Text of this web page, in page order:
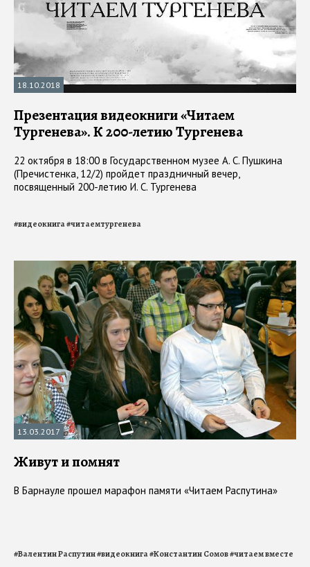
18.10.2018
Презентация видеокниги «Читаем
Тургенева». К 200-летию Тургенева
22 октября в 18:00 в Государственном музее А. С. Пушкина
(Пречистенка, 12/2) пройдет праздничный вечер,
посвященный 200-летию И. С. Тургенева
#видеокнига#читаемтургенева
13.03.2017
Живут и помнят
В Барнауле прошел марафон памяти «Читаем Распутина»
#Валентин Распутин#видеокнига#Константин Сомов#читаем вместе